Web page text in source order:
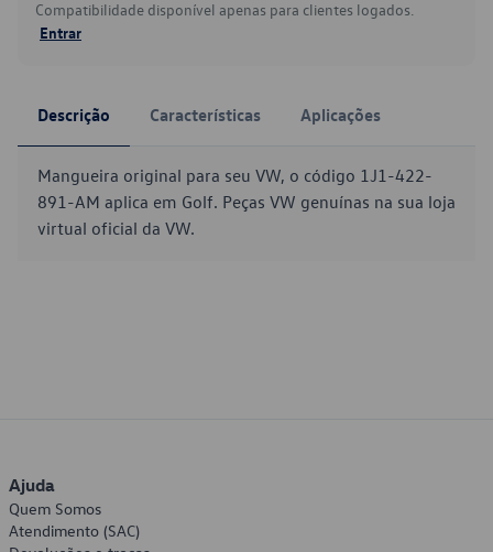
Compatibilidade disponível apenas para clientes logados.
Entrar
Descrição Características Aplicações
Mangueira original para seu VW, o código 1J1-422-
891-AM aplica em Golf. Peças VW genuínas na sua loja
virtual oficial da VW.
Ajuda
Quem Somos
Atendimento (SAC)